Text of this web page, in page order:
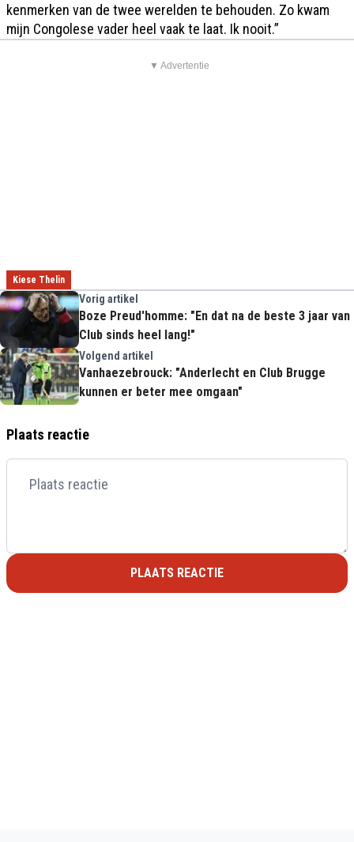
kenmerken van de twee werelden te behouden. Zo kwam
mijn Congolese vader heel vaak te laat. Ik nooit.”
▼ Advertentie
Kiese Thelin
Vorig artikel
Boze Preud'homme: "En dat na de beste 3 jaar van
Club sinds heel lang!"
Volgend artikel
Vanhaezebrouck: "Anderlecht en Club Brugge
kunnen er beter mee omgaan"
Plaats reactie
PLAATS REACTIE